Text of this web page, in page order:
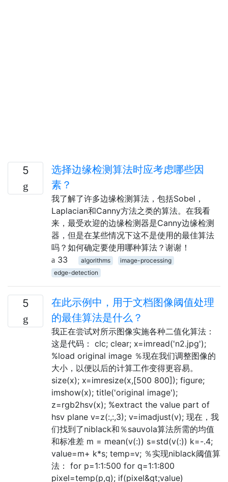
5
选择边缘检测算法时应考虑哪些因
素？
我了解了许多边缘检测算法，包括Sobel，
Laplacian和Canny方法之类的算法。在我看
来，最受欢迎的边缘检测器是Canny边缘检测
器，但是在某些情况下这不是使用的最佳算法
吗？如何确定要使用哪种算法？谢谢！
33
algorithms
image-processing
edge-detection
5
在此示例中，用于文档图像阈值处理
的最佳算法是什么？
我正在尝试对所示图像实施各种二值化算法：
这是代码： clc; clear; x=imread('n2.jpg');
%load original image ％现在我们调整图像的
大小，以便以后的计算工作变得更容易。
size(x); x=imresize(x,[500 800]); figure;
imshow(x); title('original image');
z=rgb2hsv(x); %extract the value part of
hsv plane v=z(:,:,3); v=imadjust(v); 现在，我
们找到了niblack和％sauvola算法所需的均值
和标准差 m = mean(v(:)) s=std(v(:)) k=-.4;
value=m+ k*s; temp=v; ％实现niblack阈值算
法： for p=1:1:500 for q=1:1:800
pixel=temp(p,q); if(pixel&gt;value)